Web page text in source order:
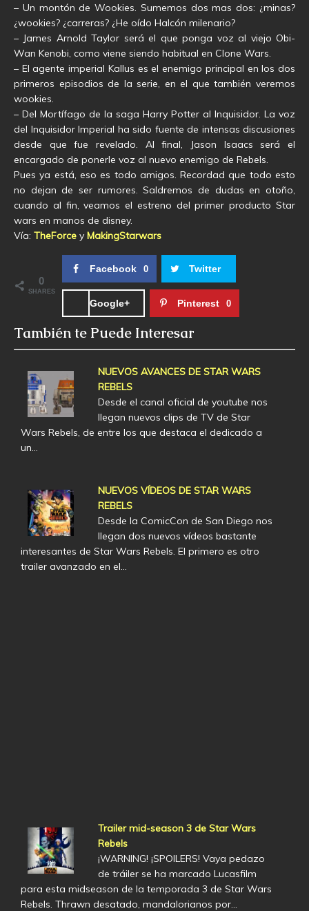
– Un montón de Wookies. Sumemos dos mas dos: ¿minas?
¿wookies? ¿carreras? ¿He oído Halcón milenario?
– James Arnold Taylor será el que ponga voz al viejo Obi-
Wan Kenobi, como viene siendo habitual en Clone Wars.
– El agente imperial Kallus es el enemigo principal en los dos
primeros episodios de la serie, en el que también veremos
wookies.
– Del Mortífago de la saga Harry Potter al Inquisidor. La voz
del Inquisidor Imperial ha sido fuente de intensas discusiones
desde que fue revelado. Al final, Jason Isaacs será el
encargado de ponerle voz al nuevo enemigo de Rebels.
Pues ya está, eso es todo amigos. Recordad que todo esto
no dejan de ser rumores. Saldremos de dudas en otoño,
cuando al fin, veamos el estreno del primer producto Star
wars en manos de disney.
Vía: TheForce y MakingStarwars
0
SHARES
Facebook 0 Twitter
Google+ Pinterest 0
También te Puede Interesar
NUEVOS AVANCES DE STAR WARS
REBELS
Desde el canal oficial de youtube nos
llegan nuevos clips de TV de Star
Wars Rebels, de entre los que destaca el dedicado a
un…
NUEVOS VÍDEOS DE STAR WARS
REBELS
Desde la ComicCon de San Diego nos
llegan dos nuevos vídeos bastante
interesantes de Star Wars Rebels. El primero es otro
trailer avanzado en el…
Trailer mid-season 3 de Star Wars
Rebels
¡WARNING! ¡SPOILERS! Vaya pedazo
de tráiler se ha marcado Lucasfilm
para esta midseason de la temporada 3 de Star Wars
Rebels. Thrawn desatado, mandalorianos por…